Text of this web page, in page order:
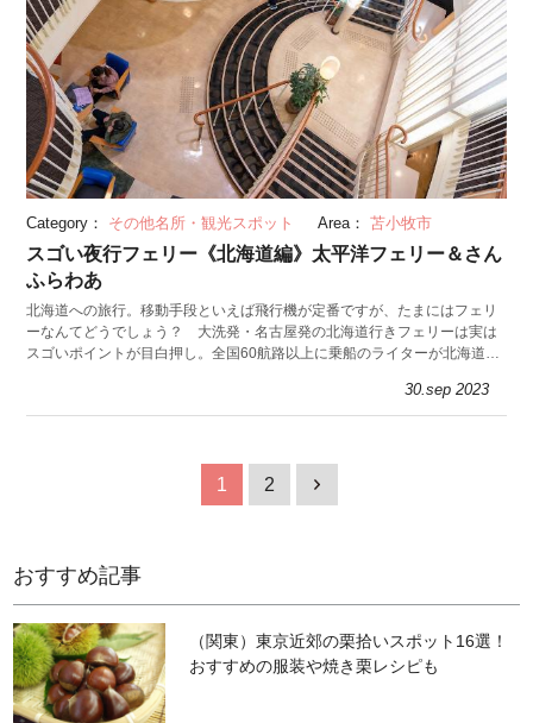
Category： その他名所・観光スポット Area： 苫小牧市
スゴい夜行フェリー《北海道編》太平洋フェリー＆さん
ふらわあ
北海道への旅行。移動手段といえば飛行機が定番ですが、たまにはフェリ
ーなんてどうでしょう？ 大洗発・名古屋発の北海道行きフェリーは実は
スゴいポイントが目白押し。全国60航路以上に乗船のライターが北海道行
30.sep 2023
1 2 1
おすすめ記事
（関東）東京近郊の栗拾いスポット16選！
おすすめの服装や焼き栗レシピも